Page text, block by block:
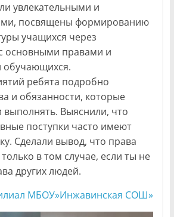
увлекательными и
посвящены формированию
учащихся через
основными правами и
обучающихся.
ребята подробно
и обязанности, которые
Выяснили, что
поступки часто имеют
Сделали вывод, что права
в том случае, если ты не
других людей.
МБОУ»Инжавинская СОШ»